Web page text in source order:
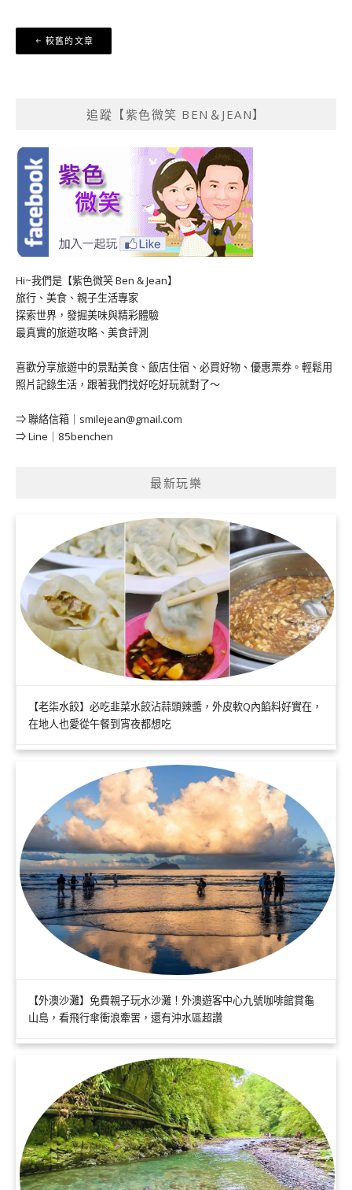
文
章
較舊的文章
追蹤【紫色微笑 BEN＆JEAN】
Hi~我們是【紫色微笑 Ben & Jean】
旅行、美食、親子生活專家
探索世界，發掘美味與精彩體驗
最真實的旅遊攻略、美食評測
喜歡分享旅遊中的景點美食、飯店住宿、必買好物、優惠票券。輕鬆用
照片記錄生活，跟著我們找好吃好玩就對了～
⇒ 聯絡信箱｜ smilejean@gmail.com
⇒ Line｜85benchen
最新玩樂
【老柒水餃】必吃韭菜水餃沾蒜頭辣醬，外皮軟Q內餡料好實在，
在地人也愛從午餐到宵夜都想吃
【外澳沙灘】免費親子玩水沙灘！外澳遊客中心九號咖啡館賞龜
山島，看飛行傘衝浪牽罟，還有沖水區超讚